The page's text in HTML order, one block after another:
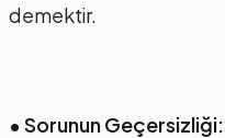
demektir.
• Sorunun Geçersizliği: